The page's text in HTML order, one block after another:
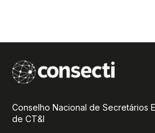
Conselho Nacional de Secretários
de CT&I